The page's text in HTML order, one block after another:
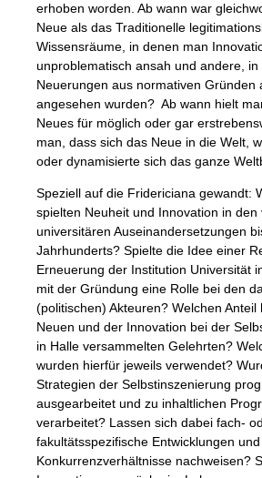
erhoben worden. Ab wann war
Neue als das Traditionelle
Wissensräume, in denen man
unproblematisch ansah und andere, in
Neuerungen aus normativen Gründen
angesehen wurden? Ab wann hielt
Neues für möglich oder gar
man, dass sich das Neue in die Welt,
oder dynamisierte sich das ganze
Speziell auf die Fridericiana gewandt:
spielten Neuheit und Innovation in den
universitären Auseinandersetzungen
Jahrhunderts? Spielte die Idee einer
Erneuerung der Institution Universität
mit der Gründung eine Rolle bei den
(politischen) Akteuren? Welchen
Neuen und der Innovation bei der
in Halle versammelten Gelehrten?
wurden hierfür jeweils verwendet?
Strategien der Selbstinszenierung
ausgearbeitet und zu inhaltlichen
verarbeitet? Lassen sich dabei fach-
fakultätsspezifische Entwicklungen und
Konkurrenzverhältnisse nachweisen?